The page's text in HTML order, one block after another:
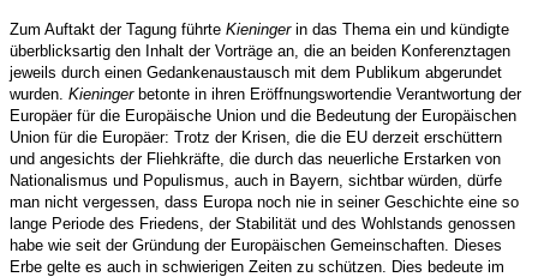
Zum Auftakt der Tagung führte Kieningerin das Thema ein und kündigte
überblicksartig den Inhalt der Vorträge an, die an beiden Konferenztagen
jeweils durch einen Gedankenaustausch mit dem Publikum abgerundet
wurden. Kieninger betonte in ihren Eröffnungswortendie Verantwortung der
Europäer für die Europäische Union und die Bedeutung der Europäischen
Union für die Europäer: Trotz der Krisen, die die EU derzeit erschüttern
und angesichts der Fliehkräfte, die durch das neuerliche Erstarken von
Nationalismus und Populismus, auch in Bayern, sichtbar würden, dürfe
man nicht vergessen, dass Europa noch nie in seiner Geschichte eine so
lange Periode des Friedens, der Stabilität und des Wohlstands genossen
habe wie seit der Gründung der Europäischen Gemeinschaften. Dieses
Erbe gelte es auch in schwierigen Zeiten zu schützen. Dies bedeute im